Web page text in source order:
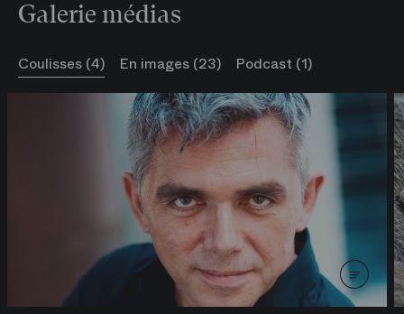
Galerie médias
Coulisses (4) En images (23) Podcast (1)